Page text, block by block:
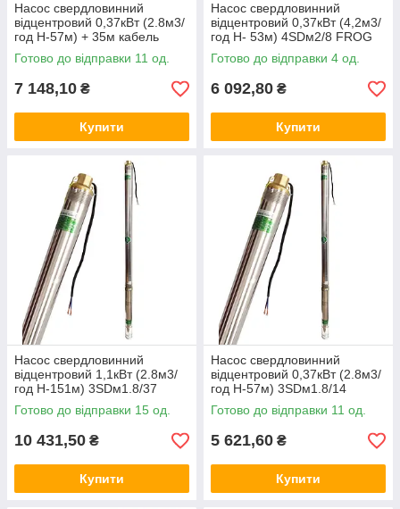
Насос свердловинний
відцентровий 0,37кВт (2.8м3/
год Н-57м) + 35м кабель
3SDм1.8/14 FROG
Готово до відправки 11 од.
7 148,10 ₴
Купити
Насос свердловинний
відцентровий 0,37кВт (4,2м3/
год Н- 53м) 4SDм2/8 FROG
Готово до відправки 4 од.
6 092,80 ₴
Купити
Насос свердловинний
відцентровий 1,1кВт (2.8м3/
год Н-151м) 3SDм1.8/37
FROG
Готово до відправки 15 од.
10 431,50 ₴
Купити
Насос свердловинний
відцентровий 0,37кВт (2.8м3/
год Н-57м) 3SDм1.8/14
FROG
Готово до відправки 11 од.
5 621,60 ₴
Купити